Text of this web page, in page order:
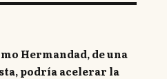
Hermandad, de una
podría acelerar la